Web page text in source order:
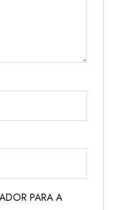
PARA A